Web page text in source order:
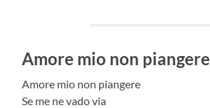
Amore mio non piangere
Amore mio non piangere
Se me ne vado via